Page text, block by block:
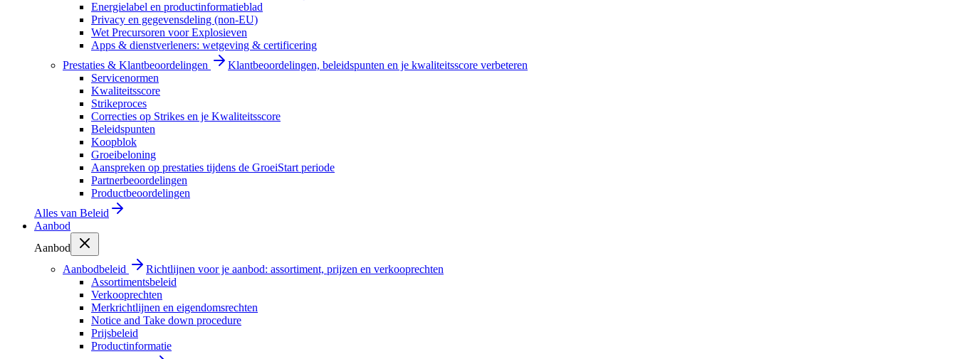
Energielabel en productinformatieblad
Privacy en gegevensdeling (non-EU)
Wet Precursoren voor Explosieven
Apps & dienstverleners: wetgeving & certificering
Prestaties & Klantbeoordelingen
Klantbeoordelingen, beleidspunten en je kwaliteitsscore verbeteren
Servicenormen
Kwaliteitsscore
Strikeproces
Correcties op Strikes en je Kwaliteitsscore
Beleidspunten
Koopblok
Groeibeloning
Aanspreken op prestaties tijdens de GroeiStart periode
Partnerbeoordelingen
Productbeoordelingen
Alles van Beleid
Aanbod
Aanbod
Aanbodbeleid
Richtlijnen voor je aanbod: assortiment, prijzen en verkooprechten
Assortimentsbeleid
Verkooprechten
Merkrichtlijnen en eigendomsrechten
Notice and Take down procedure
Prijsbeleid
Productinformatie